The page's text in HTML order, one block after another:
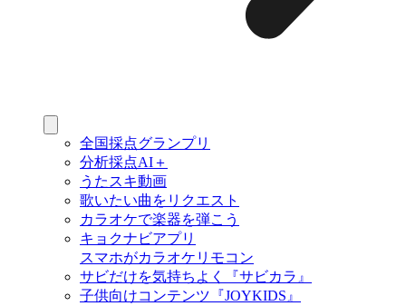
全国採点グランプリ
分析採点AI＋
うたスキ動画
歌いたい曲をリクエスト
カラオケで楽器を弾こう
キョクナビアプリ
スマホがカラオケリモコン
サビだけを気持ちよく『サビカラ』
子供向けコンテンツ『JOYKIDS』